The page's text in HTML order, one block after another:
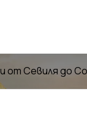
от Севиля до